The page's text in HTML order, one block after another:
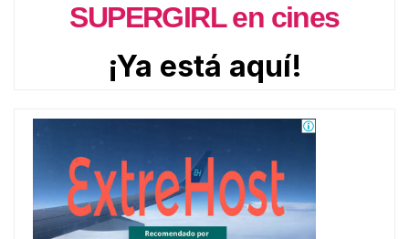
SUPERGIRL en cines
¡Ya está aquí!